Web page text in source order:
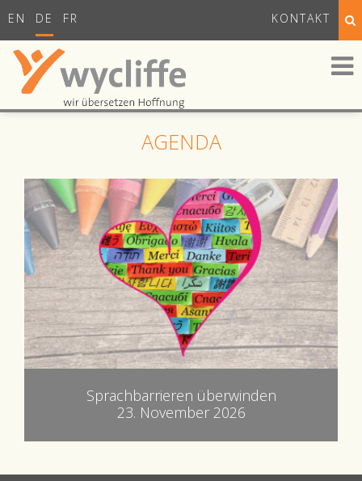
EN DE FR KONTAKT
AGENDA
Sprachbarrieren überwinden
23. November 2026